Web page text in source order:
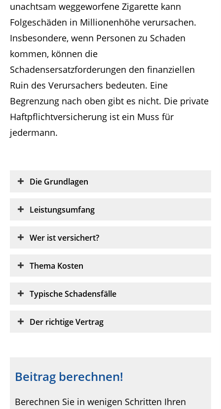
unachtsam weggeworfene Zigarette kann
Folgeschäden in Millionenhöhe verursachen.
Insbesondere, wenn Personen zu Schaden
kommen, können die
Schadensersatzforderungen den finanziellen
Ruin des Verursachers bedeuten. Eine
Begrenzung nach oben gibt es nicht. Die private
Haftpflichtversicherung ist ein Muss für
jedermann.
Die Grundlagen
Leistungsumfang
Wer ist versichert?
Thema Kosten
Typische Schadensfälle
Der richtige Vertrag
Beitrag berechnen!
Berechnen Sie in wenigen Schritten Ihren